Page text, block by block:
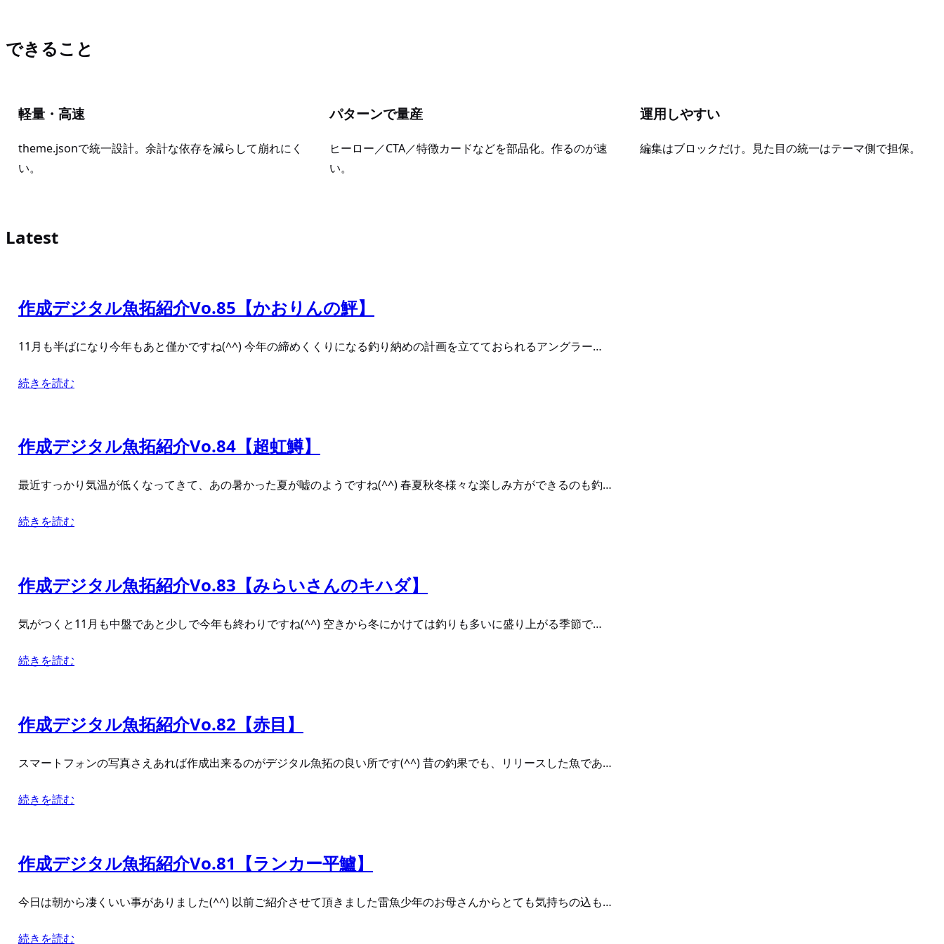
できること
軽量・高速
theme.jsonで統一設計。余計な依存を減らして崩れにく
い。
パターンで量産
ヒーロー／CTA／特徴カードなどを部品化。作るのが速
い。
運用しやすい
編集はブロックだけ。見た目の統一はテーマ側で担保。
Latest
作成デジタル魚拓紹介Vo.85【かおりんの鮃】
11月も半ばになり今年もあと僅かですね(^^) 今年の締めくくりになる釣り納めの計画を立てておられるアングラー…
続きを読む
作成デジタル魚拓紹介Vo.84【超虹鱒】
最近すっかり気温が低くなってきて、あの暑かった夏が嘘のようですね(^^) 春夏秋冬様々な楽しみ方ができるのも釣…
続きを読む
作成デジタル魚拓紹介Vo.83【みらいさんのキハダ】
気がつくと11月も中盤であと少しで今年も終わりですね(^^) 空きから冬にかけては釣りも多いに盛り上がる季節で…
続きを読む
作成デジタル魚拓紹介Vo.82【赤目】
スマートフォンの写真さえあれば作成出来るのがデジタル魚拓の良い所です(^^) 昔の釣果でも、リリースした魚であ…
続きを読む
作成デジタル魚拓紹介Vo.81【ランカー平鱸】
今日は朝から凄くいい事がありました(^^) 以前ご紹介させて頂きました雷魚少年のお母さんからとても気持ちの込も…
続きを読む